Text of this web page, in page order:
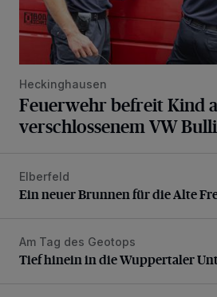
Heckinghausen
Feuerwehr befreit Kind
verschlossenem VW Bulli
Ein neuer Brunnen für die Alte
Elberfeld
Ein neuer Brunnen für die Alte
Tief hinein in die Wuppertaler
Am Tag des Geotops
Tief hinein in die Wuppertaler